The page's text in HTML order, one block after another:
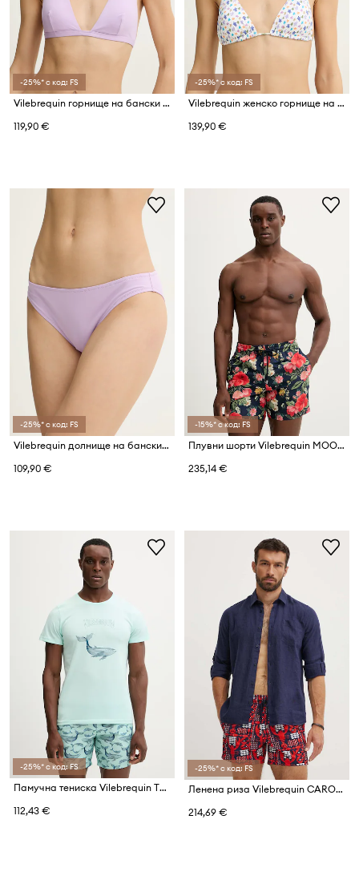
-25%* с код: FS
Vilebrequin горнище на бански женско FLECHE
119,90 €
-25%* с код: FS
Vilebrequin женско горнище на бански FLEUR
139,90 €
-25%* с код: FS
Vilebrequin долнище на бански женско FRISE
109,90 €
-15%* с код: FS
Плувни шорти Vilebrequin MOOREA
235,14 €
-25%* с код: FS
Памучна тениска Vilebrequin THOM
112,43 €
-25%* с код: FS
Ленена риза Vilebrequin CAROUBIS
214,69 €